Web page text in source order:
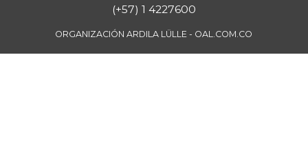
(+57) 1 4227600
ORGANIZACIÓN ARDILA LÜLLE - OAL.COM.CO